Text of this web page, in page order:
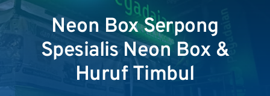
OUR SERVICES
GALLERY
Neon Box Serpong
Spesialis Neon Box &
Huruf Timbul